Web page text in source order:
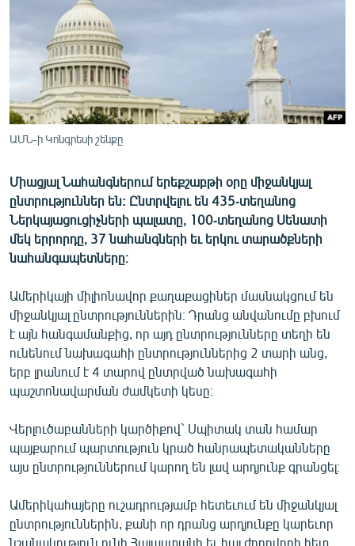
ՄԻՋԱԶԳԱՅԻՆ
ՄՇԱԿՈՒՅԹ
ՍՊՈՐՏ
ՄԵԿՆԱԲԱՆՈՒԹՅՈՒՆ
ՏՏ ԵՒ ԻՆՏԵՐՆԵՏ
ԱՐԽԻՎ
ՏԵՍԱՆՅՈՒԹԵՐ
ԲԱՆԱՎԵՃ
ՁԳՏԵԼՈՎ ԼԱՎԱԳՈՒՅՆԻՆ
ՓՈԴՔԱՍԹ
Հայերեն
English
Русский
ՀԵՏԵՎԵՔ ՄԵԶ
ԱՄՆ-ի Կոնգրեսի շենքը
Միացյալ Նահանգներում երեքշաբթի օրը միջանկյալ
ընտրություններ են: Ընտրվելու են 435-տեղանոց
Ներկայացուցիչների պալատը, 100-տեղանոց Սենատի
մեկ երրորդը, 37 նահանգների եւ երկու տարածքների
նահանգապետները։
Ամերիկայի միլիոնավոր քաղաքացիներ մասնակցում են
միջանկյալ ընտրություններին։ Դրանց անվանումը բխում
է այն հանգամանքից, որ այդ ընտրությունները տեղի են
ունենում նախագահի ընտրություններից 2 տարի անց,
երբ լրանում է 4 տարով ընտրված նախագահի
պաշտոնավարման ժամկետի կեսը։
Վերլուծաբանների կարծիքով` Սպիտակ տան համար
պայքարում պարտություն կրած հանրապետականները
այս ընտրություններում կարող են լավ արդյունք գրանցել։
Ամերիկահայերը ուշադրությամբ հետեւում են միջանկյալ
ընտրություններին, քանի որ դրանց արդյունքը կարեւոր
նշանակություն ունի Հայաստանի եւ հայ ժողովրդի հետ